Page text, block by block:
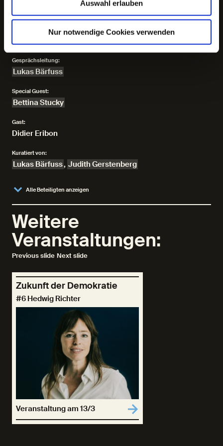
Auswahl erlauben
Nur notwendige Cookies verwenden
Beginn zu erscheinen, da die Ausgabe der Kopfhörer
etwas Zeit in Anspruch nehmen wird. Vielen Dank!
Gesprächsleitung:
Lukas Bärfuss
Special Guest:
Bettina Stucky
Alle Beteiligten anzeigen
Gast:
Didier Eribon
Kuratiert von:
Lukas Bärfuss, Judith Gerstenberg
Weitere
Veranstaltungen:
Previous slide Next slide
Zukunft der Demokratie
#6 Hedwig Richter
Veranstaltung am 13/3